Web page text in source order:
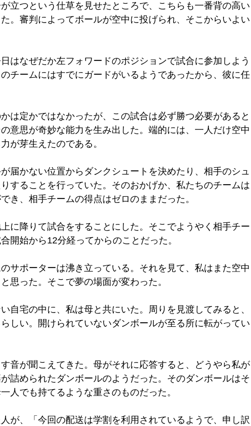
立つという仕草を見せたところで、こちらも一番背の高い
。審判によってボールが空中に投げられ、そこからいよい
はなぜだか左フォワードのポジションで試合に参加しよう
チームにはすでにガードがいるようであったから、彼に任
は定かではなかったが、この試合は必ず勝つ必要があると
意思が奇妙な能力を生み出した。端的には、一人だけ空中
が芽生えたのである。
届かない位置からダンクシュートを決めたり、相手のシュ
することを行っていた。そのおかげか、私たちのチームは
き、相手チームの得点はゼロのままだった。
に降りて試合をすることにした。そこでようやく相手チー
開始から12分経ってからのことだった。
サポーターは沸き立っている。それを見て、私はまた空中
思った。そこで夢の場面が変わった。
自宅の中に、私は母と共にいた。周りを見渡してみると、
しい。開けられていないダンボールが至る所に転がってい
音が聞こえてきた。母がそれに応答すると、どうやら私が
詰められたダンボールのようだった。そのダンボールはそ
人でも持てるような重さのものだった。
が、「今回の配送は学割を利用されているようで、申し訳